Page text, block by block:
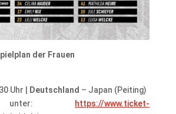
der Frauen
Uhr |
Deutschland – Japan (Peiting)
unter:
https://www.ticket-